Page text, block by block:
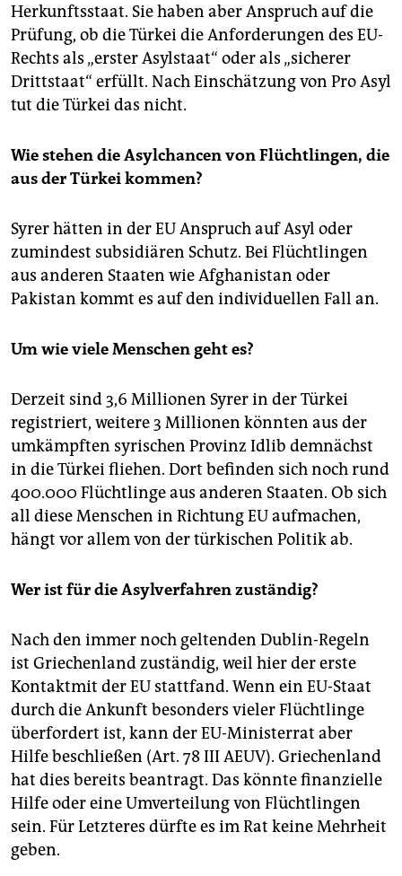
Herkunftsstaat. Sie haben aber Anspruch auf die
Prüfung, ob die Türkei die Anforderungen des EU-
Rechts als „erster Asylstaat“ oder als „sicherer
Drittstaat“ erfüllt. Nach Einschätzung von Pro Asyl
tut die Türkei das nicht.
Wie stehen die Asylchancen von Flüchtlingen, die
aus der Türkei kommen?
Syrer hätten in der EU Anspruch auf Asyl oder
zumindest subsidiären Schutz. Bei Flüchtlingen
aus anderen Staaten wie Afghanistan oder
Pakistan kommt es auf den individuellen Fall an.
Um wie viele Menschen geht es?
Derzeit sind 3,6 Millionen Syrer in der Türkei
registriert, weitere 3 Millionen könnten aus der
umkämpften syrischen Provinz ­Idlib demnächst
in die Türkei fliehen. Dort befinden sich noch rund
400.000 Flüchtlinge aus anderen Staaten. Ob sich
all diese Menschen in Richtung EU aufmachen,
hängt vor allem von der türkischen Politik ab.
Wer ist für die Asylverfahren zuständig?
Nach den immer noch geltenden Dublin-Regeln
ist Griechenland zuständig, weil hier der erste
Kontaktmit der EU stattfand. Wenn ein EU-Staat
durch die Ankunft besonders vieler Flüchtlinge
überfordert ist, kann der EU-Ministerrat aber
Hilfe beschließen (Art. 78 III AEUV). Griechenland
hat dies bereits beantragt. Das könnte finanzielle
Hilfe oder eine Umverteilung von Flüchtlingen
sein. Für Letzteres dürfte es im Rat keine Mehrheit
geben.